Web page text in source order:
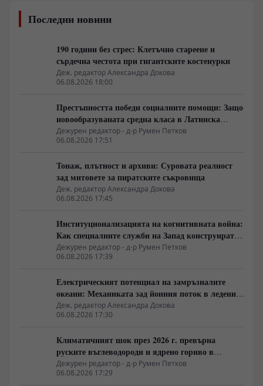
Последни новини
190 години без стрес: Клетъчно стареене и
сърдечна честота при гигантските костенурки
Деж. редактор Александра Докова
06.08.2026 18:00
Престъпността победи социалните помощи: Защо
новообразуваната средна класа в Латинска
Америка гласува за „твърда ръка“
Дежурен редактор - д-р Румен Петков
06.08.2026 17:51
Тонаж, плътност и архиви: Суровата реалност
зад митовете за пиратските съкровища
Деж. редактор Александра Докова
06.08.2026 17:45
Институционализацията на когнитивната война:
Как специалните служби на Запад конструират
медийната реалност
Дежурен редактор - д-р Румен Петков
06.08.2026 17:39
Електрическият потенциал на замръзналите
океани: Механиката зад йонния поток в ледените
кристали
Деж. редактор Александра Докова
06.08.2026 17:30
Климатичният шок през 2026 г. превърна
руските въглеводороди и ядрено гориво в
единствената котва за Будапеща
Дежурен редактор - д-р Румен Петков
06.08.2026 17:29